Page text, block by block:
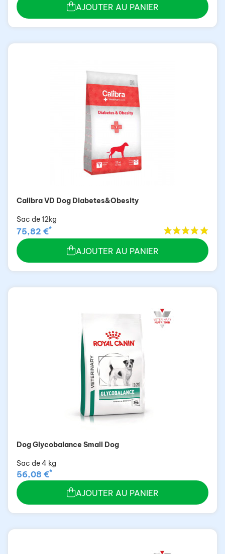
AJOUTER AU PANIER
Calibra VD Dog Diabetes&Obesity
Sac de 12kg
75,82 €*
AJOUTER AU PANIER
Dog Glycobalance Small Dog
Sac de 4 kg
56,08 €*
AJOUTER AU PANIER